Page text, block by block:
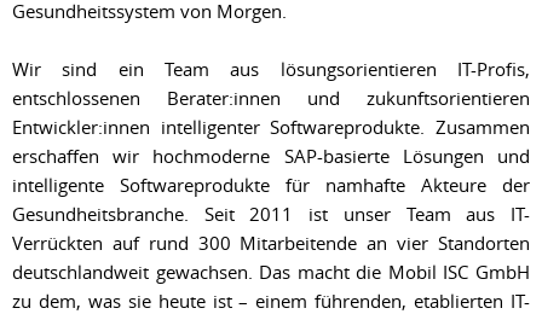
Gesundheitssystem von Morgen.
Wir sind ein Team aus lösungsorientieren IT-Profis,
entschlossenen Berater:innen und zukunftsorientieren
Entwickler:innen intelligenter Softwareprodukte. Zusammen
erschaffen wir hochmoderne SAP-basierte Lösungen und
intelligente Softwareprodukte für namhafte Akteure der
Gesundheitsbranche. Seit 2011 ist unser Team aus IT-
Verrückten auf rund 300 Mitarbeitende an vier Standorten
deutschlandweit gewachsen. Das macht die Mobil ISC GmbH
zu dem, was sie heute ist – einem führenden, etablierten IT-